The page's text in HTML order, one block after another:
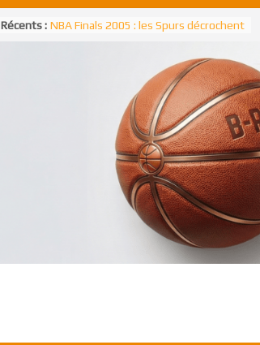
Récents : NBA Finals 2005 : les Spurs décrochent
NBA Finals 2021 : les Bucks et Giannis
Antetokounmpo triomphent, le Greek
Shai Gilgeous-Alexander : son premier
match à plus de 40 points en NBA, le
canadien transcendant face aux Spurs
Pau Gasol dans l’histoire en 2002 :
premier européen sacré Rookie de
Rudy Gobert, deuxième Français élu
meilleur défenseur d’une saison NBA